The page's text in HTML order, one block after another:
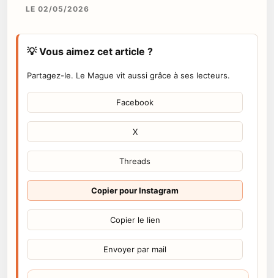
LE 02/05/2026
💡 Vous aimez cet article ?
Partagez-le. Le Mague vit aussi grâce à ses lecteurs.
Facebook
X
Threads
Copier pour Instagram
Copier le lien
Envoyer par mail